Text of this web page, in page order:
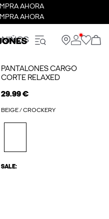
AHORA
AHORA
NIÑOS
PANTALONES CARGO
CORTE RELAXED
29.99 €
BEIGE / CROCKERY
SALE: